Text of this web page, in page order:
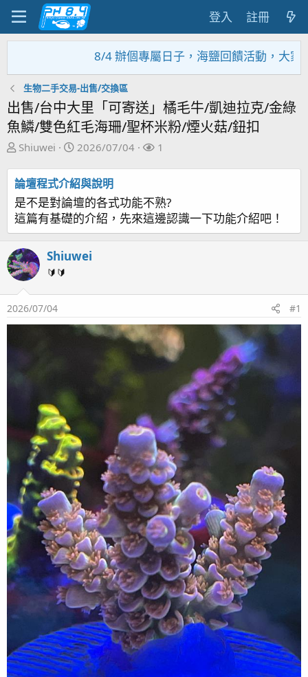
登入 註冊
8/4 辦個專屬日子，海鹽回饋活動，大家趕緊來
生物二手交易-出售/交換區
出售/台中大里「可寄送」橘毛牛/凱迪拉克/金綠
魚鱗/雙色紅毛海珊/聖杯米粉/煙火菇/鈕扣
主
發
起
人
Shiuwei
開
日
期
2026/07/04
關
1
論壇程式介紹與說明
是不是對論壇的各式功能不熟?
這篇有基礎的介紹，先來這邊認識一下功能介紹吧！
Shiuwei
🔰🔰
2026/07/04 #1